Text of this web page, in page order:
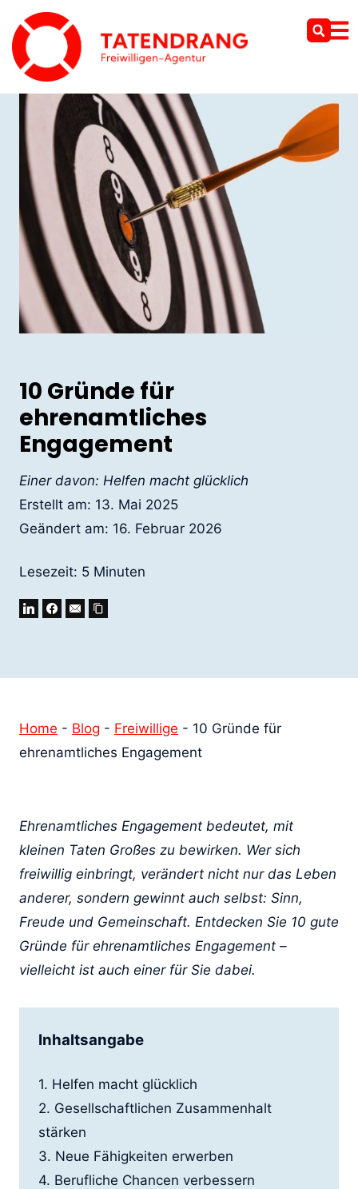
10 Gründe für
ehrenamtliches
Engagement
Einer davon: Helfen macht glücklich
Erstellt am: 13. Mai 2025
Geändert am: 16. Februar 2026
Lesezeit: 5 Minuten
Home - Blog - Freiwillige - 10 Gründe für
ehrenamtliches Engagement
Ehrenamtliches Engagement bedeutet, mit
kleinen Taten Großes zu bewirken. Wer sich
freiwillig einbringt, verändert nicht nur das Leben
anderer, sondern gewinnt auch selbst: Sinn,
Freude und Gemeinschaft. Entdecken Sie 10 gute
Gründe für ehrenamtliches Engagement –
vielleicht ist auch einer für Sie dabei.
Inhaltsangabe
1. Helfen macht glücklich
2. Gesellschaftlichen Zusammenhalt
stärken
3. Neue Fähigkeiten erwerben
4. Berufliche Chancen verbessern